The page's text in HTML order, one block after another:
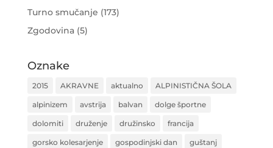
Turno smučanje (173)
Zgodovina(5)
Oznake
2015 AKRAVNE aktualno ALPINISTIČNA ŠOLA
alpinizem avstrija balvan dolge športne
dolomiti druženje družinsko francija
gorsko kolesarjenje gospodinjski dan guštanj